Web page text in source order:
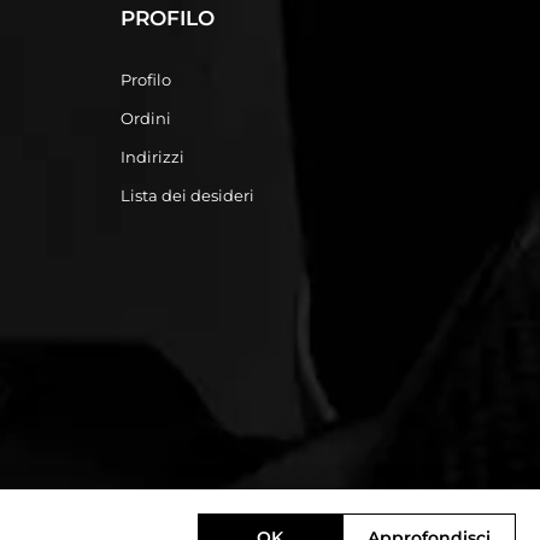
PROFILO
Profilo
Ordini
Indirizzi
Lista dei desideri